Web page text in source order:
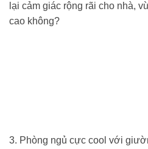
lại cảm giác rộng rãi cho nhà,
cao không?
3. Phòng ngủ cực cool với